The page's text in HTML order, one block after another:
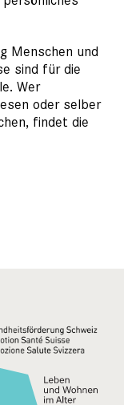
Menschen und
sind für die
Wer
oder selber
findet die